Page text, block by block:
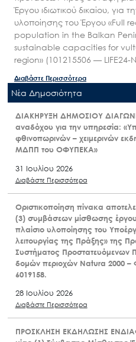
Έργου ιδιωτικού δικαίου, για
υλοποίησης του Έργου «Full
population in the Balkan
sustainable capacities for
region» (101215506 — LIFE24-
Διαβάστε Περισσότερα
Nέα Δημοσιότητα
ΔΙΑΚΗΡΥΞΗ ΔΗΜΟΣΙΟΥ
αναδόχου για την υπηρεσία:
φθινοπωρινών – χειμερινών
ΜΔΠΠ του ΟΦΥΠΕΚΑ»
31 Ιουλίου 2026
Διαβάστε Περισσότερα
Οριστικοποίηση πίνακα
(3) συμβάσεων μίσθωσης έργου
πλαίσιο υλοποίησης του
λειτουργίας της Πράξης» της
Συστήματος Προστατευόμενων
δομών περιοχών Natura 2000 –
6019158.
28 Ιουλίου 2026
Διαβάστε Περισσότερα
ΠΡΟΣΚΛΗΣΗ ΕΚΔΗΛΩΣΗΣ